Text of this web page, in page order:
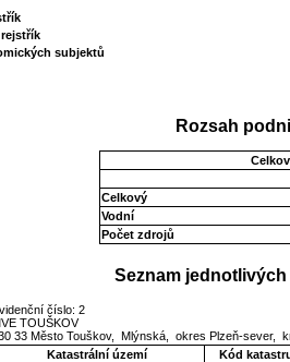
subjektů
Rozsah
Celkový
Vodní
Počet zdrojů
Seznam
číslo: 2
TOUŠKOV
33 Město Touškov, Mlýnská, okres Plzeň-sever,
Katastrální území
Kód